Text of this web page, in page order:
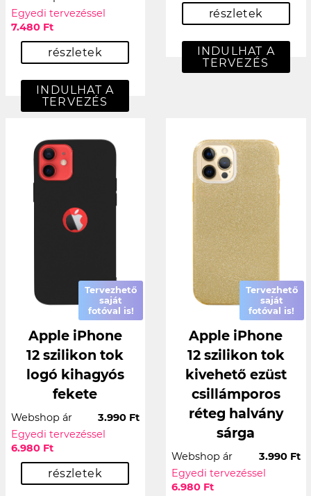
Egyedi tervezéssel
7.480 Ft
részletek
INDULHAT A
TERVEZÉS
részletek
INDULHAT A
TERVEZÉS
Tervezhető
saját
fotóval is!
Apple iPhone
12 szilikon tok
logó kihagyós
fekete
Webshop ár
3.990 Ft
Egyedi tervezéssel
6.980 Ft
részletek
Tervezhető
saját
fotóval is!
Apple iPhone
12 szilikon tok
kivehető ezüst
csillámporos
réteg halvány
sárga
Webshop ár
3.990 Ft
Egyedi tervezéssel
6.980 Ft